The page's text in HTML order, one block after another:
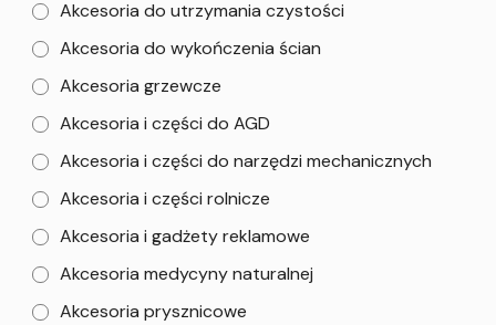
Akcesoria do utrzymania czystości
Akcesoria do wykończenia ścian
Akcesoria grzewcze
Akcesoria i części do AGD
Akcesoria i części do narzędzi mechanicznych
Akcesoria i części rolnicze
Akcesoria i gadżety reklamowe
Akcesoria medycyny naturalnej
Akcesoria prysznicowe